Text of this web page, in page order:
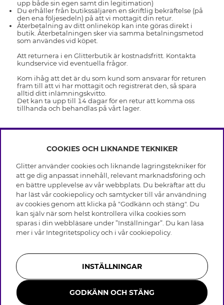
upp både sin egen samt din legitimation)
Du erhåller från butikssäljaren en skriftlig bekräftelse (på
den ena följesedeln) på att vi mottagit din retur.
Återbetalning av ditt onlineköp kan inte göras direkt i
butik. Återbetalningen sker via samma betalningsmetod
som användes vid köpet.
Att returnera i en Glitterbutik är kostnadsfritt. Kontakta
kundservice vid eventuella frågor.
Kom ihåg att det är du som kund som ansvarar för returen
fram till att vi har mottagit och registrerat den, så spara
alltid ditt inlämningskvitto.
Det kan ta upp till 14 dagar för en retur att komma oss
tillhanda och behandlas på vårt lager.
INFO
Leverans
Villkor
Integritetspolicy
Cookies
Medlemsvillkor
Jobba hos Glitter
Återkallelse
OM GLITTER
Black Friday
Våra butiker
Varumärken
Företagshistoria
Visselblåsning
Press & Samarbeten
HJÄLP
Vanliga frågor
Kundservice
Skötselråd skinnhandskar
Storleksguide för ringar
Smycken i rostfritt stål
Bli medlem
COOKIES OCH LIKNANDE TEKNIKER
Glitter använder cookies och liknande lagringstekniker för
att ge dig anpassat innehåll, relevant marknadsföring och
en bättre upplevelse av vår webbplats. Du bekräftar att du
har läst vår cookiepolicy och samtycker till vår användning
av cookies genom att klicka på "Godkänn och stäng". Du
kan själv när som helst kontrollera vilka cookies som
sparas i din webbläsare under ”Inställningar”. Du kan läsa
mer i vår Integritetspolicyoch i vårcookiepolicy
INSTÄLLNINGAR
GODKÄNN OCH STÄNG